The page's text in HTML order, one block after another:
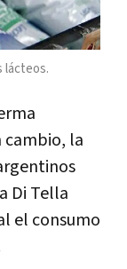
lácteos.
cambio, la
Di Tella
el consumo